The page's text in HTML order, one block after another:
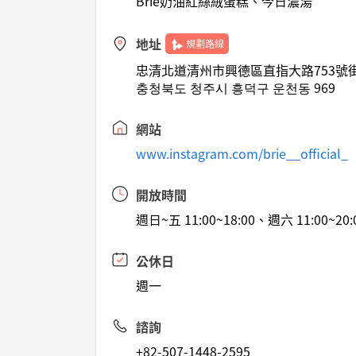
地址 規劃路線
忠清北道清州市興德區直指大路753號
충청북도 청주시 흥덕구 운천동 969
網站
www.instagram.com/brie__official_
開放時間
週日~五 11:00~18:00、週六
公休日
週一
諮詢
+82-507-1448-2595